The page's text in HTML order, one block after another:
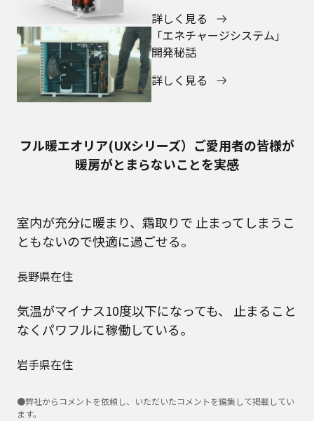
詳しく見る
「エネチャージシステム」
開発秘話
詳しく見る
フル暖エオリア(UXシリーズ）ご愛用者の皆様が
暖房がとまらないことを実感
室内が充分に暖まり、霜取りで 止まってしまうこ
ともないので快適に過ごせる。
長野県在住
気温がマイナス10度以下になっても、
止まること
なくパワフルに稼働している。
岩手県在住
●弊社からコメントを依頼し、いただいたコメントを編集して掲載してい
ます。